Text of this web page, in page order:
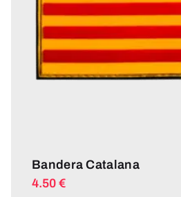
Bandera Catalana
4.50 €